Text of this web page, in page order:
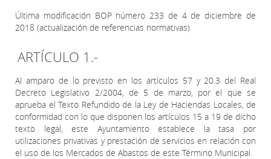
Última modificación BOP número 233 de 4 de diciembre de
2018 (actualización de referencias normativas)
ARTÍCULO 1.-
Al amparo de lo previsto en los artículos 57 y 20.3 del Real
Decreto Legislativo 2/2004, de 5 de marzo, por el que se
aprueba el Texto Refundido de la Ley de Haciendas Locales, de
conformidad con lo que disponen los artículos 15 a 19 de dicho
texto legal, este Ayuntamiento establece la tasa por
utilizaciones privativas y prestación de servicios en relación con
el uso de los Mercados de Abastos de este Término Municipal.